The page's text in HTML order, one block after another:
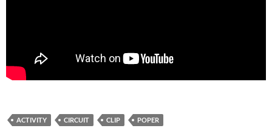
ACTIVITY CIRCUIT CLIP POPER